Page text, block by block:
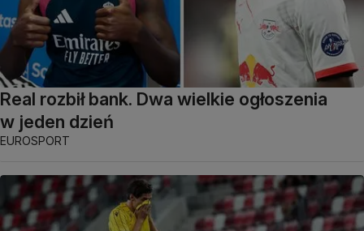
Real rozbił bank. Dwa wielkie ogłoszenia
w jeden dzień
EUROSPORT